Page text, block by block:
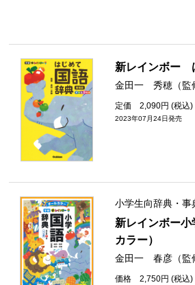
新レインボー
金田一 秀穂（監
定価 2,090円 (税込)
2023年07月24日発売
小学生向辞典・事
新レインボー
カラー）
金田一 春彦（監
価格 2,750円 (税込)